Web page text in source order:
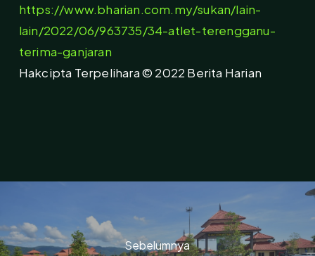
https://www.bharian.com.my/sukan/lain-
lain/2022/06/963735/34-atlet-terengganu-
terima-ganjaran
Hakcipta Terpelihara © 2022 Berita Harian
Sebelumnya